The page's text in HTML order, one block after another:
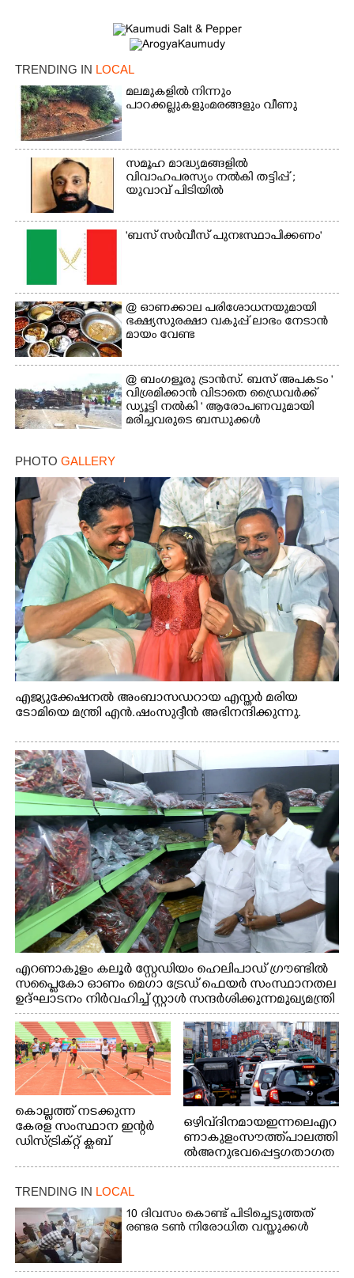
TRENDING IN LOCAL
മലമുകളിൽ നിന്നും
പാറക്കല്ലുകളുംമരങ്ങളും വീണു
സമൂഹ മാദ്ധ്യമങ്ങളിൽ
വിവാഹപരസ്യം നൽകി തട്ടിപ്പ് ;
യുവാവ് പിടിയിൽ
'ബസ് സർവീസ് പുനഃസ്ഥാപിക്കണം'
@​​​​​​​ ഓണക്കാല പരിശോധനയുമായി
ഭക്ഷ്യസുരക്ഷാ വകുപ്പ് ലാഭം നേടാൻ
മായം വേണ്ട
@ ബംഗളൂരു ട്രാൻസ്. ബസ് അപകടം '
വി​ശ്ര​മിക്കാൻ വിടാതെ ഡ്രൈ​വ​ർ​ക്ക്
ഡ്യൂട്ടി നൽകി ' ആരോപണവുമായി
മരിച്ചവരുടെ ബന്ധുക്കൾ
PHOTO GALLERY
എജ്യുക്കേഷനൽ അംബാസഡറായ എസ്തർ മരിയ
ടോമിയെ മന്ത്രി എൻ.ഷംസുദ്ദീൻ അഭിനന്ദിക്കുന്നു.
എറണാകുളം കലൂർ സ്റ്റേഡിയം ഹെലിപാഡ് ഗ്രൗണ്ടിൽ
സപ്ളൈകോ ഓണം മെഗാ ട്രേഡ് ഫെയർ സംസ്ഥാനതല
ഉദ്ഘാടനം നിർവഹിച്ച് സ്റ്റാൾ സന്ദർശിക്കുന്ന മുഖ്യമന്ത്രി
വി.ഡി. സതീശൻ. മന്ത്രി അനൂപ് ജേക്കബ് സമീപം
കൊല്ലത്ത് നടക്കുന്ന
കേരള സംസ്ഥാന ഇന്റർ
ഡിസ്ട്രിക്റ്റ് ക്ലബ്
ചാമ്പ്യൻഷിപ്പിൽ അണ്ടർ
20 ആൺകുട്ടികളുടെ 200
മത്സരത്തിനിടെ സിന്തറ്റിക്
ട്രാക്കിന് കുറുകെ ഓടുന്ന
നായകൾ.
ഒഴിവ് ദിനമായ ഇന്നലെ എറ
ണാകുളം സൗത്ത് പാലത്തി
ൽ അനുഭവപ്പെട്ട ഗതാഗത
ക്കുരുക്ക്
TRENDING IN LOCAL
10 ദിവസം കൊണ്ട് പിടിച്ചെടുത്തത്
രണ്ടര ടൺ നിരോധിത വസ്തുക്കൾ
Share this link